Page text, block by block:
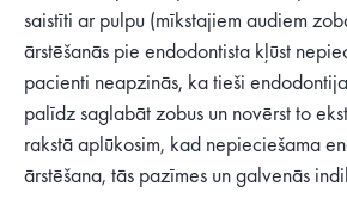
saistīti ar pulpu (mīkstajiem audiem
ārstēšanās pie endodontista kļūst
pacienti neapzinās, ka tieši
palīdz saglabāt zobus un novērst to
rakstā aplūkosim, kad nepieciešama
ārstēšana, tās pazīmes un galvenās